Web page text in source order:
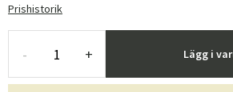
Prishistorik
- + Lägg i